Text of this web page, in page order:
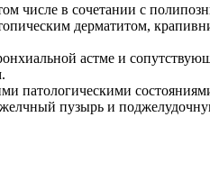
числе в сочетании с
дерматитом,
астме и
патологическими
пузырь и